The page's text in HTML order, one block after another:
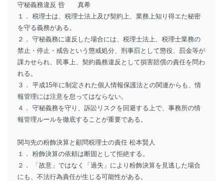
守秘義務違反 呰 真希
１． 税理士は、税理士法上及び契約上、業務上知り得エた秘密
を守る義務がある。
２． 守秘義務に違反した場合には、税理士法上、税理士業務の
禁止・停止・戒告という懲戒処分、刑事罰として懲役、罰金等が
課カせられ、民事上、契約義務違反として損害賠償の責任を問わ
れる。
３． 平成15年に制定された個人情報保護法との関連からも、情
報管理には注意を怠ってはならない。
４． 守秘義務を守り、訴訟リスクを回避する上で、事務所の情
報管理ルールを徹底することが重要である。
関与先の粉飾決算と顧問税理士の責任 松本賢人
１． 粉飾決算の依頼は断固として拒絶する。
２． 「故意」ではなく「過失」により粉飾決算を見逃した場合
にも、不法行為責任が生じる可能性がある。